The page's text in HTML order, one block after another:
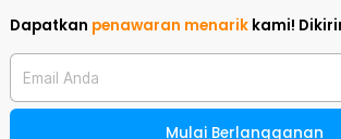
Dapatkan penawaran menarik kami!
Email Anda
Mulai Berlangganan